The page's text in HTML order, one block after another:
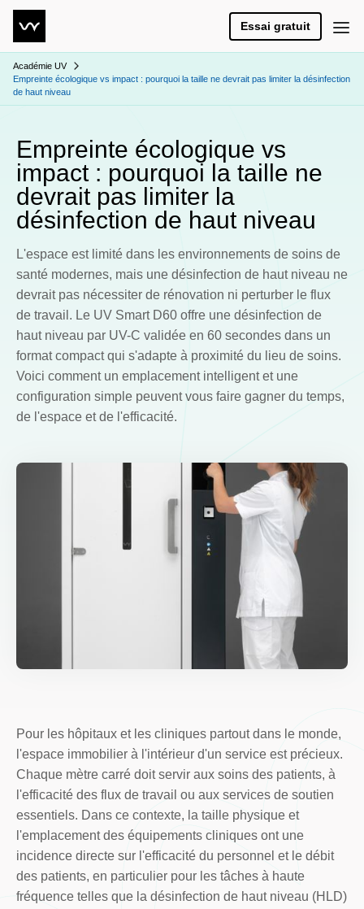
Essai gratuit
Académie UV
Empreinte écologique vs impact : pourquoi la taille ne devrait pas limiter la désinfection
de haut niveau
Empreinte écologique vs
impact : pourquoi la taille ne
devrait pas limiter la
désinfection de haut niveau
L'espace est limité dans les environnements de soins de
santé modernes, mais une désinfection de haut niveau ne
devrait pas nécessiter de rénovation ni perturber le flux
de travail. Le UV Smart D60 offre une désinfection de
haut niveau par UV-C validée en 60 secondes dans un
format compact qui s'adapte à proximité du lieu de soins.
Voici comment un emplacement intelligent et une
configuration simple peuvent vous faire gagner du temps,
de l'espace et de l'efficacité.
Pour les hôpitaux et les cliniques partout dans le monde,
l'espace immobilier à l'intérieur d'un service est précieux.
Chaque mètre carré doit servir aux soins des patients, à
l'efficacité des flux de travail ou aux services de soutien
essentiels. Dans ce contexte, la taille physique et
l'emplacement des équipements cliniques ont une
incidence directe sur l'efficacité du personnel et le débit
des patients, en particulier pour les tâches à haute
fréquence telles que la désinfection de haut niveau (HLD)